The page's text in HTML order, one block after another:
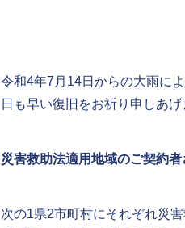
令和4年7月14日からの大雨に
日も早い復旧をお祈り申しあげ
災害救助法適用地域のご契約者
次の1県2市町村にそれぞれ災